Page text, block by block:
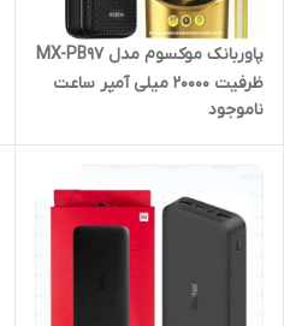
پاوربانک موکسوم مدل MX-PB97
ظرفیت 20000 میلی آمپر ساعت
ناموجود